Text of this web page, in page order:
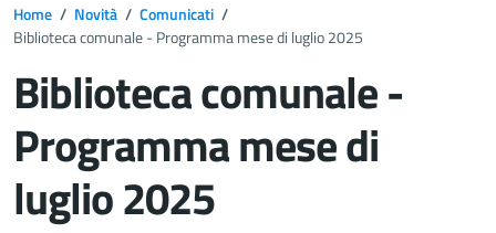
Home / Novità / Comunicati /
Biblioteca comunale - Programma mese di luglio 2025
Biblioteca comunale -
Programma mese di
luglio 2025